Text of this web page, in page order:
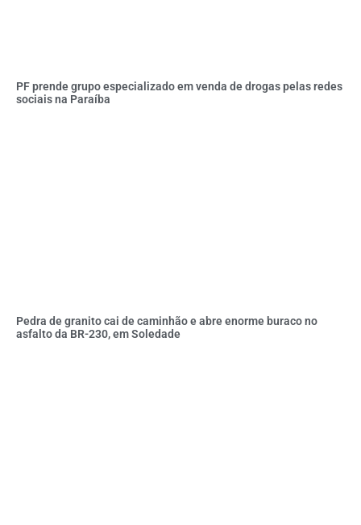
PF prende grupo especializado em venda de drogas pelas redes
sociais na Paraíba
Pedra de granito cai de caminhão e abre enorme buraco no
asfalto da BR-230, em Soledade